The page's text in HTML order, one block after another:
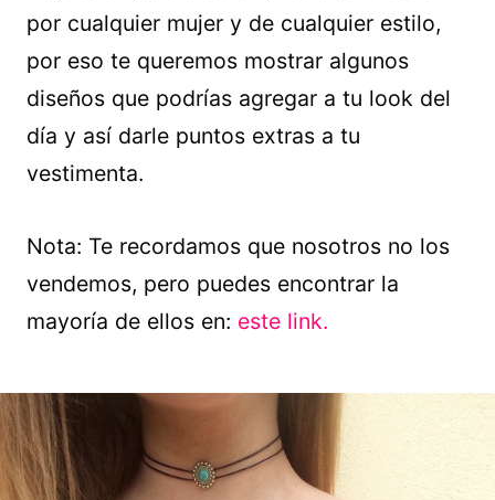
por cualquier mujer y de cualquier estilo,
por eso te queremos mostrar algunos
diseños que podrías agregar a tu look del
día y así darle puntos extras a tu
vestimenta.
Nota: Te recordamos que nosotros no los
vendemos, pero puedes encontrar la
mayoría de ellos en: este link.